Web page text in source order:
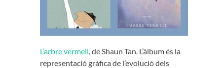
L’arbre vermell , de Shaun Tan. L’àlbum és la
representació gràfica de l’evolució dels